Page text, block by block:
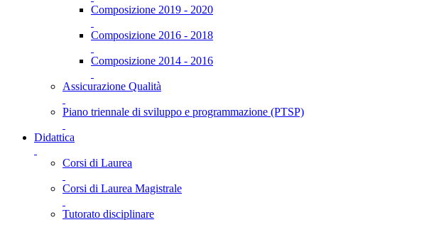
Composizione 2019 - 2020
Composizione 2016 - 2018
Composizione 2014 - 2016
Assicurazione Qualità
Piano triennale di sviluppo e programmazione (PTSP)
Didattica
Corsi di Laurea
Corsi di Laurea Magistrale
Tutorato disciplinare